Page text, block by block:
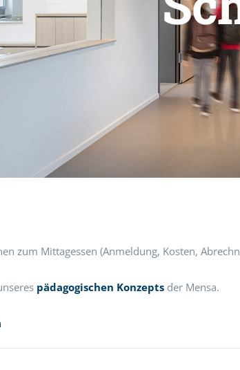
zum Mittagessen (Anmeldung, Kosten,
pädagogischen Konzepts der Mensa.